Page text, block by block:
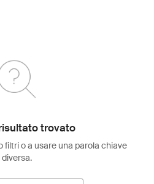
trovato
filtri o a usare una parola chiave
diversa.